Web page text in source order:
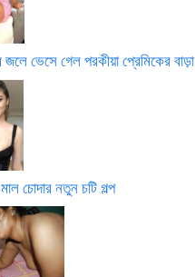
জলে ভেসে গেল পরকীয়া প্রেমিকের বাড়া
চোদার নতুন চটি গল্প